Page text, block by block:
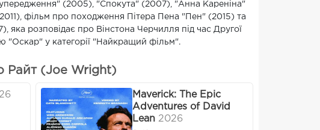
і упередження" (2005), "Спокута" (2007), "Анна Кареніна"
фільм про походження Пітера Пена "Пен" (2015) та
яка розповідає про Вінстона Черчилля під час Другої
"Оскар" у категорії "Найкращий фільм".
Райт (Joe Wright)
Maverick: The Epic
Adventures of David
Lean 2026